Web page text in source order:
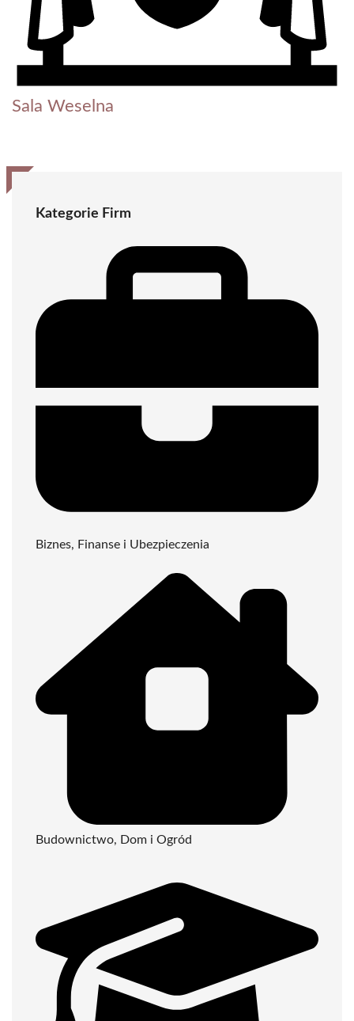
Sala Weselna
Kategorie Firm
Biznes, Finanse i Ubezpieczenia
Budownictwo, Dom i Ogród